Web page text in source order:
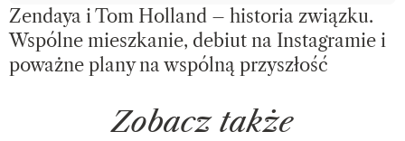
Zendaya i Tom Holland – historia związku.
Wspólne mieszkanie, debiut na Instagramie i
poważne plany na wspólną przyszłość
Zobacz także